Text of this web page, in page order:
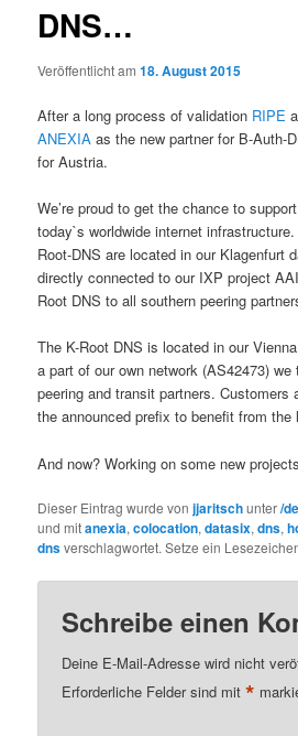
DNS…
Veröffentlicht am18. August 2015
After a long process of validation RIPE
ANEXIAas the new partner for B-Auth-
for Austria.
We’re proud to get the chance to
today`s worldwide internet
Root-DNS are located in our Klagenfurt
directly connected to our IXP project
Root DNS to all southern peering
The K-Root DNS is located in our
a part of our own network (AS42473)
peering and transit partners.
the announced prefix to benefit from
And now? Working on some new
Dieser Eintrag wurde vonjjaritschunter/
und mitanexia,colocation,datasix,dns,
dnsverschlagwortet. Setze ein
Schreibe einen
Deine E-Mail-Adresse wird nicht
Erforderliche Felder sind mit*